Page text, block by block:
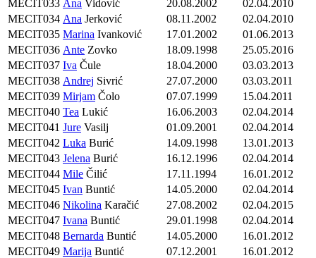
MECIT033 Ana Vidović 20.08.2002
02.04.2010
MECIT034 Ana Jerković 08.11.2002
02.04.2010
MECIT035 Marina Ivanković 17.01.2002
01.06.2013
MECIT036 Ante Zovko 18.09.1998
25.05.2016
MECIT037 Iva Čule 18.04.2000
03.03.2013
MECIT038 Andrej Sivrić 27.07.2000
03.03.2011
MECIT039 Mirjam Čolo 07.07.1999
15.04.2011
MECIT040 Tea Lukić 16.06.2003
02.04.2014
MECIT041 Jure Vasilj 01.09.2001
02.04.2014
MECIT042 Luka Burić 14.09.1998
13.01.2013
MECIT043 Jelena Burić 16.12.1996
02.04.2014
MECIT044 Mile Čilić 17.11.1994
16.01.2012
MECIT045 Ivan Buntić 14.05.2000
02.04.2014
MECIT046 Nikolina Karačić 27.08.2002
02.04.2015
MECIT047 Ivana Buntić 29.01.1998
02.04.2014
MECIT048 Bernarda Buntić 14.05.2000
16.01.2012
MECIT049 Marija Buntić 07.12.2001
16.01.2012